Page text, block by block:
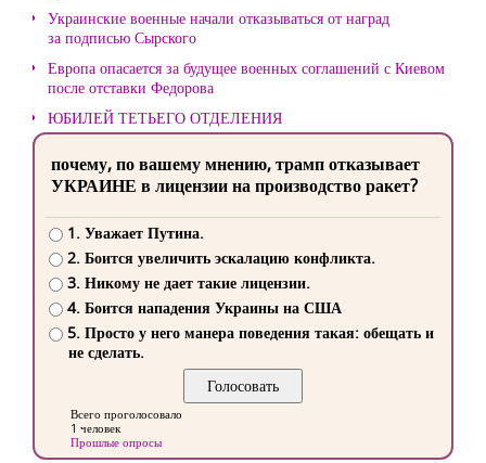
Украинские военные начали отказываться от наград
за подписью Сырского
Европа опасается за будущее военных соглашений с Киевом
после отставки Федорова
ЮБИЛЕЙ ТЕТЬЕГО ОТДЕЛЕНИЯ
почему, по вашему мнению, трамп отказывает
УКРАИНЕ в лицензии на производство ракет?
1. Уважает Путина.
2. Боится увеличить эскалацию конфликта.
3. Никому не дает такие лицензии.
4. Боится нападения Украины на США
5. Просто у него манера поведения такая: обещать и
не сделать.
Всего проголосовало
1 человек
Прошлые опросы